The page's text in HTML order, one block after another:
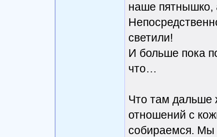
наше пятнышко,
светили!
И больше пока
что…
Что там дальше
отношений с
собираемся. Мы